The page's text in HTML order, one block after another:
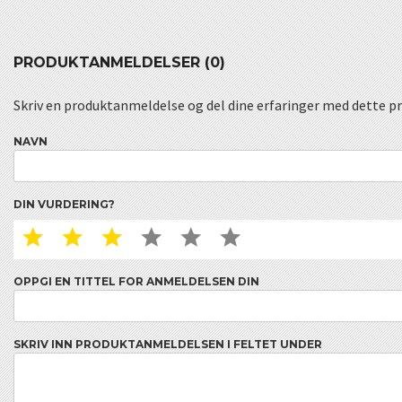
PRODUKTANMELDELSER (0)
Skriv en produktanmeldelse og del dine erfaringer med dette
NAVN
DIN VURDERING?
1 STAR2 STAR3 STAR4 STAR5 STAR
OPPGI EN TITTEL FOR ANMELDELSEN DIN
SKRIV INN PRODUKTANMELDELSEN I FELTET UNDER